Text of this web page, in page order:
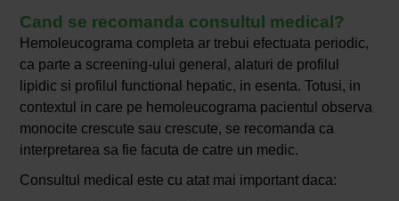
Cand se recomanda consultul medical?
Hemoleucograma completa ar trebui efectuata periodic,
ca parte a screening-ului general, alaturi de profilul
lipidic si profilul functional hepatic, in esenta. Totusi, in
contextul in care pe hemoleucograma pacientul observa
monocite crescute sau crescute, se recomanda ca
interpretarea sa fie facuta de catre un medic.
Consultul medical este cu atat mai important daca: